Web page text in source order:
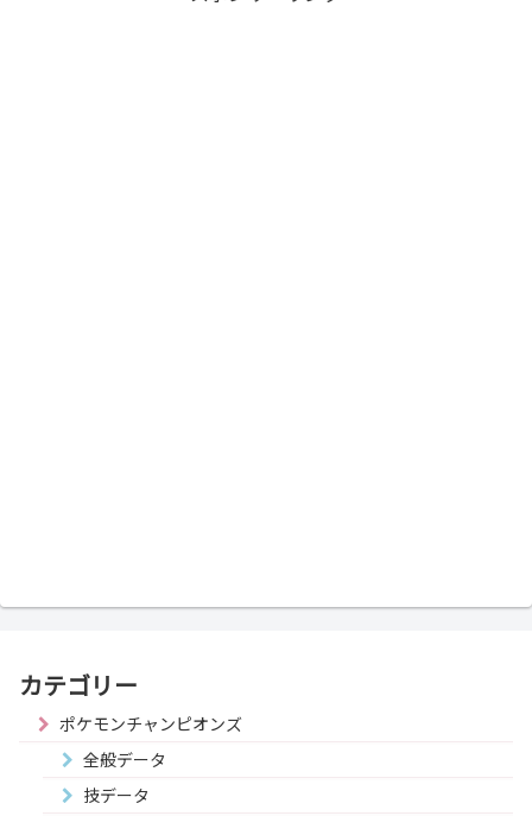
カテゴリー
ポケモンチャンピオンズ
全般データ
技データ